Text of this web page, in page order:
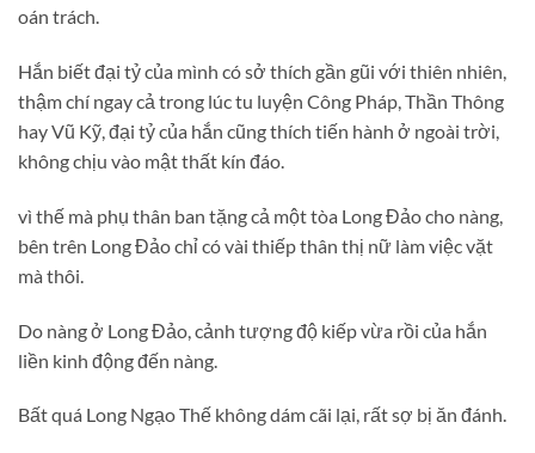
oán trách.
Hắn biết đại tỷ của mình có sở thích gần gũi với thiên nhiên,
thậm chí ngay cả trong lúc tu luyện Công Pháp, Thần Thông
hay Vũ Kỹ, đại tỷ của hắn cũng thích tiến hành ở ngoài trời,
không chịu vào mật thất kín đáo.
vì thế mà phụ thân ban tặng cả một tòa Long Đảo cho nàng,
bên trên Long Đảo chỉ có vài thiếp thân thị nữ làm việc vặt
mà thôi.
Do nàng ở Long Đảo, cảnh tượng độ kiếp vừa rồi của hắn
liền kinh động đến nàng.
Bất quá Long Ngạo Thế không dám cãi lại, rất sợ bị ăn đánh.